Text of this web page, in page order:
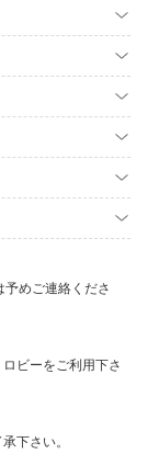
めご連絡くださ
ビーをご利用下さ
下さい。